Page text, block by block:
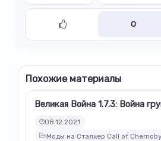
0
Похожие материалы
Великая Война 1.7.3: Война
08.12.2021
Моды на Сталкер Call of